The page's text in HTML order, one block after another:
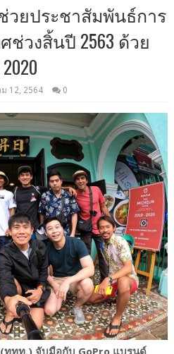
วยประชาสัมพันธ์การ
ช่วงสิ้นปี 2563 ด้วย
12, 2564 0